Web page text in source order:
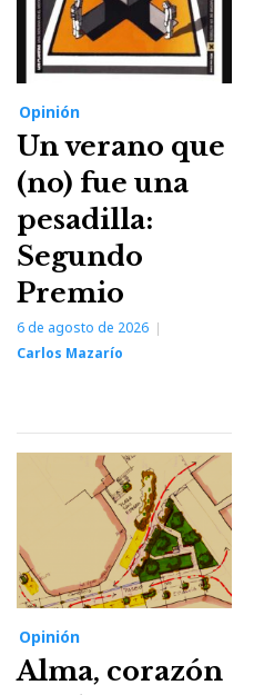
Opinión
Un verano que
(no) fue una
pesadilla:
Segundo
Premio
6 de agosto de 2026
Carlos Mazarío
Opinión
Alma, corazón